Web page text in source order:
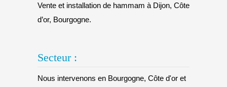
Vente et installation de hammam à Dijon, Côte
d’or, Bourgogne.
Secteur :
Nous intervenons en Bourgogne, Côte d'or et